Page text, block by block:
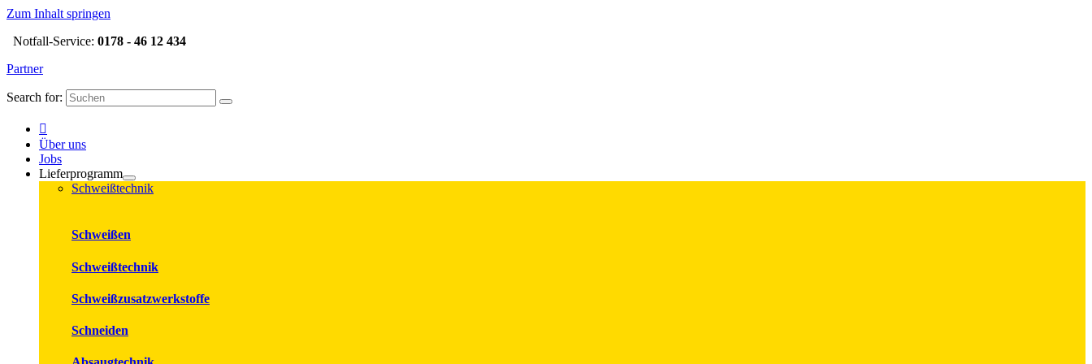
Zum Inhalt springen
Notfall-Service: 0178 - 46 12 434
Partner
Search for:
Über uns
Jobs
Lieferprogramm
Schweißtechnik
Schweißen
Schweißtechnik
Schweißzusatzwerkstoffe
Schneiden